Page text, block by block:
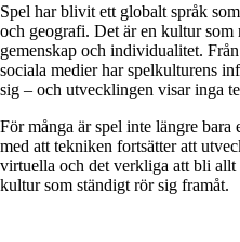
Spel har blivit ett globalt språk
och geografi. Det är en kultur
gemenskap och individualitet.
sociala medier har spelkulturens
sig – och utvecklingen visar inga
För många är spel inte längre
med att tekniken fortsätter att
virtuella och det verkliga att bli
kultur som ständigt rör sig framåt.